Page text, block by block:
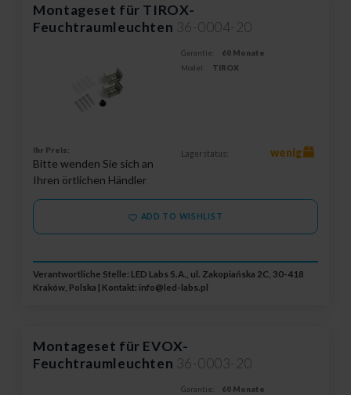
Montageset für TIROX-
Feuchtraumleuchten 36-0004-20
Garantie:
60 Monate
Model:
TIROX
Ihr Preis:
Bitte wenden Sie sich an
Ihren örtlichen Händler
Lagerstatus: wenig
ADD TO WISHLIST
Verantwortliche Stelle: LED Labs S.A., ul. Zakopiańska 2C, 30-418
Kraków, Polska | Kontakt: info@led-labs.pl
Montageset für EVOX-
Feuchtraumleuchten 36-0003-20
Garantie:
60 Monate